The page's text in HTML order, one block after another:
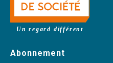
Un regard différent
Abonnement